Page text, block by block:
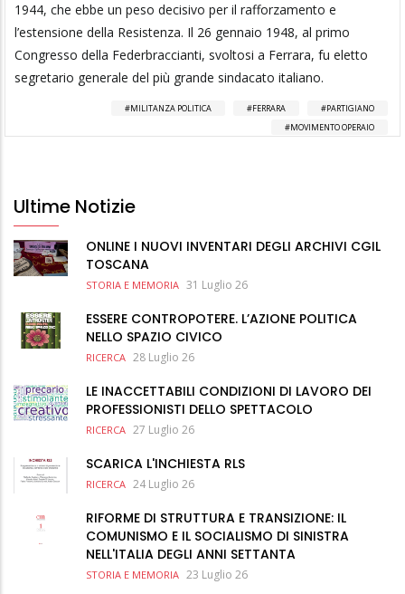
1944, che ebbe un peso decisivo per il rafforzamento e
l’estensione della Resistenza. Il 26 gennaio 1948, al primo
Congresso della Federbraccianti, svoltosi a Ferrara, fu eletto
segretario generale del più grande sindacato italiano.
MILITANZA POLITICA FERRARA
PARTIGIANO
MOVIMENTO OPERAIO
Ultime Notizie
ONLINE I NUOVI INVENTARI DEGLI ARCHIVI CGIL
TOSCANA
STORIA E MEMORIA 31 Luglio 26
ESSERE CONTROPOTERE. L’AZIONE POLITICA
NELLO SPAZIO CIVICO
RICERCA 28 Luglio 26
LE INACCETTABILI CONDIZIONI DI LAVORO DEI
PROFESSIONISTI DELLO SPETTACOLO
RICERCA 27 Luglio 26
SCARICA L'INCHIESTA RLS
RICERCA 24 Luglio 26
RIFORME DI STRUTTURA E TRANSIZIONE: IL
COMUNISMO E IL SOCIALISMO DI SINISTRA
NELL'ITALIA DEGLI ANNI SETTANTA
STORIA E MEMORIA 23 Luglio 26